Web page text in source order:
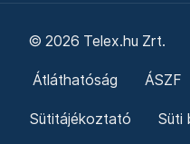
© 2026 Telex.hu Zrt.
Átláthatóság ÁSZF
Sütitájékoztató Süti